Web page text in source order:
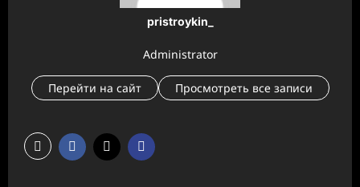
pristroykin_
Administrator
Перейти на сайт Просмотреть все записи